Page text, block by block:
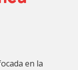
en la